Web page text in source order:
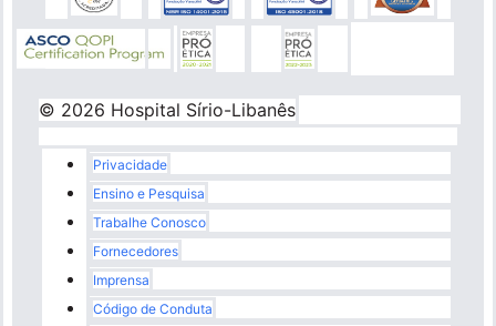
© 2026 Hospital Sírio-Libanês
Rodapé
Privacidade
Ensino e Pesquisa
Trabalhe Conosco
Fornecedores
Imprensa
Código de Conduta